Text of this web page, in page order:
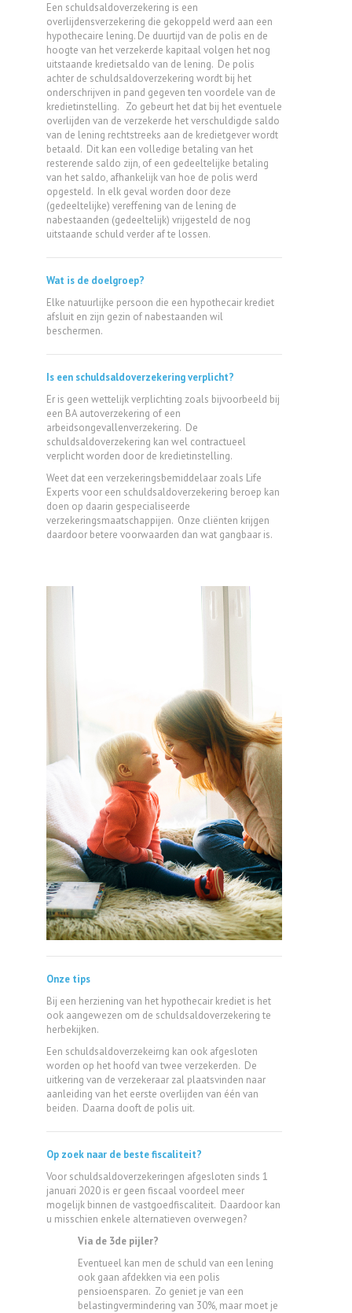
Een schuldsaldoverzekering is een
overlijdensverzekering die gekoppeld werd aan een
hypothecaire lening. De duurtijd van de polis en de
hoogte van het verzekerde kapitaal volgen het nog
uitstaande kredietsaldo van de lening. De polis
achter de schuldsaldoverzekering wordt bij het
onderschrijven in pand gegeven ten voordele van de
kredietinstelling. Zo gebeurt het dat bij het eventuele
overlijden van de verzekerde het verschuldigde saldo
van de lening rechtstreeks aan de kredietgever wordt
betaald. Dit kan een volledige betaling van het
resterende saldo zijn, of een gedeeltelijke betaling
van het saldo, afhankelijk van hoe de polis werd
opgesteld. In elk geval worden door deze
(gedeeltelijke) vereffening van de lening de
nabestaanden (gedeeltelijk) vrijgesteld de nog
uitstaande schuld verder af te lossen.
Wat is de doelgroep?
Elke natuurlijke persoon die een hypothecair krediet
afsluit en zijn gezin of nabestaanden wil
beschermen.
Is een schuldsaldoverzekering verplicht?
Er is geen wettelijk verplichting zoals bijvoorbeeld bij
een BA autoverzekering of een
arbeidsongevallenverzekering. De
schuldsaldoverzekering kan wel contractueel
verplicht worden door de kredietinstelling.
Weet dat een verzekeringsbemiddelaar zoals Life
Experts voor een schuldsaldoverzekering beroep kan
doen op daarin gespecialiseerde
verzekeringsmaatschappijen. Onze cliënten krijgen
daardoor betere voorwaarden dan wat gangbaar is.
Onze tips
Bij een herziening van het hypothecair krediet is het
ook aangewezen om de schuldsaldoverzekering te
herbekijken.
Een schuldsaldoverzekeirng kan ook afgesloten
worden op het hoofd van twee verzekerden. De
uitkering van de verzekeraar zal plaatsvinden naar
aanleiding van het eerste overlijden van één van
beiden. Daarna dooft de polis uit.
Op zoek naar de beste fiscaliteit?
Voor schuldsaldoverzekeringen afgesloten sinds 1
januari 2020 is er geen fiscaal voordeel meer
mogelijk binnen de vastgoedfiscaliteit. Daardoor kan
u misschien enkele alternatieven overwegen?
Via de 3de pijler?
Eventueel kan men de schuld van een lening
ook gaan afdekken via een polis
pensioensparen. Zo geniet je van een
belastingvermindering van 30%, maar moet je